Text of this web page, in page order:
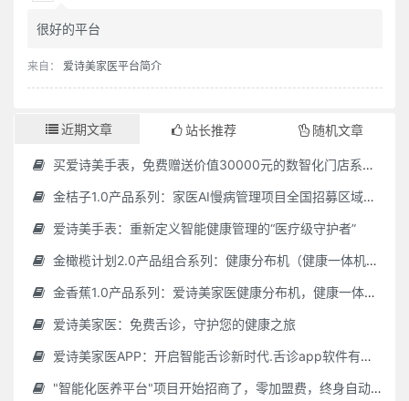
很好的平台
来自： 爱诗美家医平台简介
近期文章 站长推荐 随机文章
买爱诗美手表，免费赠送价值30000元的数智化门店系统一套（含硬件）
金桔子1.0产品系列：家医AI慢病管理项目全国招募区域合伙人，低投入，高回报，长收益
爱诗美手表：重新定义智能健康管理的“医疗级守护者”
金橄榄计划2.0产品组合系列：健康分布机（健康一体机）+慢病管理系统，可落地在健康小屋，社区服务中心等等
金香蕉1.0产品系列：爱诗美家医健康分布机，健康一体机，社区服务中心，药店，健康小屋都需要
爱诗美家医：免费舌诊，守护您的健康之旅
爱诗美家医APP：开启智能舌诊新时代.舌诊app软件有哪些 好用的舌诊app大全
"智能化医养平台"项目开始招商了，零加盟费，终身自动赚钱